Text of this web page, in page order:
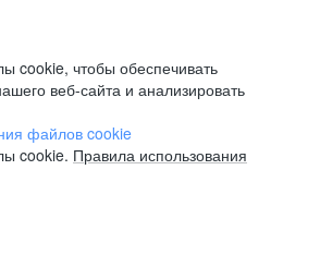
cookie, чтобы обеспечивать
веб-сайта и анализировать
файлов cookie
cookie. Правила использования